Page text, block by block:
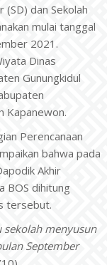
(SD) dan Sekolah
mulai tanggal
2021.
Dinas
Gunungkidul
Kapanewon.
Perencanaan
bahwa pada
Akhir
BOS dihitung
tersebut.
sekolah menyusun
September